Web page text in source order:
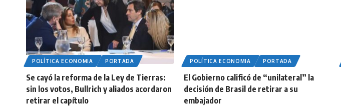
POLÍTICA ECONOMIA PORTADA
Se cayó la reforma de la Ley de Tierras:
sin los votos, Bullrich y aliados acordaron
retirar el capítulo
POLÍTICA ECONOMIA PORTADA
El Gobierno calificó de “unilateral” la
decisión de Brasil de retirar a su
embajador